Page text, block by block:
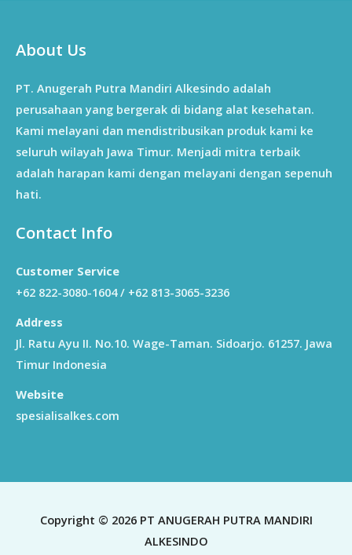
About Us
PT. Anugerah Putra Mandiri Alkesindo adalah
perusahaan yang bergerak di bidang alat kesehatan.
Kami melayani dan mendistribusikan produk kami ke
seluruh wilayah Jawa Timur. Menjadi mitra terbaik
adalah harapan kami dengan melayani dengan sepenuh
hati.
Contact Info
Customer Service
+62 822-3080-1604 / +62 813-3065-3236
Address
Jl. Ratu Ayu II. No.10. Wage-Taman. Sidoarjo. 61257. Jawa
Timur Indonesia
Website
spesialisalkes.com
Copyright © 2026 PT ANUGERAH PUTRA MANDIRI
ALKESINDO